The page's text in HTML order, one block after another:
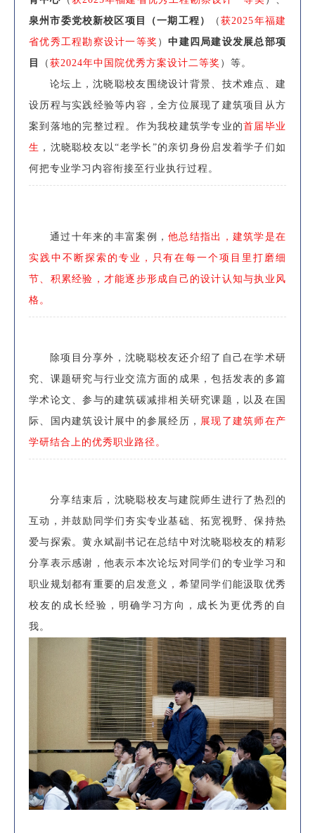
泉州市委党校新校区项目（一期工程）
（获2025年福建
省优秀工程勘察设计一等奖 ）中建四局建设发展总部项
目
（ 获2024年中国院优秀方案设计二等奖 ）等。
论坛上，沈晓聪校友围绕设计背景、技术难点、建
设历程与实践经验等内容，全方位展现了建筑项目从方
案到落地的完整过程。 作为我校建筑学专业的首届毕业
生 ，沈晓聪校友以“老学长”的亲切身份启发着学子们如
何把专业学习内容衔接至行业执行过程。
通过十年来的丰富案例，他总结指出，建筑学是在
实践中不断探索的专业，只有在每一个项目里打磨细
节、积累经验，才能逐步形成自己的设计认知与执业风
格。
除项目分享外，沈晓聪校友还介绍了自己在学术研
究、课题研究与行业交流方面的成果，包括发表的多篇
学术论文、参与的建筑碳减排相关研究课题，以及在国
际、国内建筑设计展中的参展经历， 展现了建筑师在产
学研结合上的优秀职业路径。
分享结束后，沈晓聪校友与建院师生进行了热烈的
互动，并鼓励同学们夯实专业基础、拓宽视野、保持热
爱与探索。黄永斌副书记在总结中对沈晓聪校友的精彩
分享表示感谢，他表示本次论坛对同学们的专业学习和
职业规划都有重要的启发意义， 希望同学们能汲取优秀
校友的成长经验，明确学习方向，成长为更优秀的自
我。